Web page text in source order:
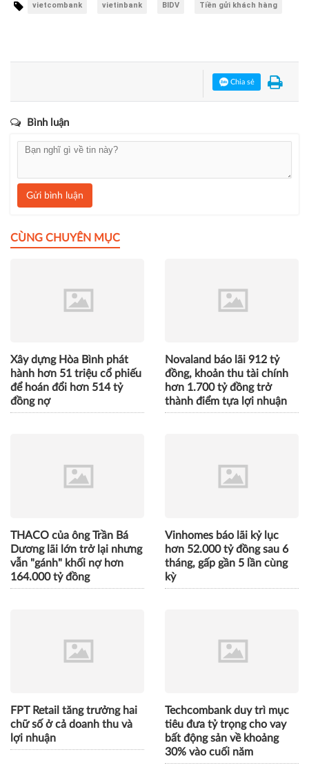
vietcombank vietinbank BIDV Tiền gửi khách hàng
Chia sẻ
Bình luận
Gửi bình luận
CÙNG CHUYÊN MỤC
Xây dựng Hòa Bình phát
hành hơn 51 triệu cổ phiếu
để hoán đổi hơn 514 tỷ
đồng nợ
Novaland báo lãi 912 tỷ
đồng, khoản thu tài chính
hơn 1.700 tỷ đồng trở
thành điểm tựa lợi nhuận
THACO của ông Trần Bá
Dương lãi lớn trở lại nhưng
vẫn "gánh" khối nợ hơn
164.000 tỷ đồng
Vinhomes báo lãi kỷ lục
hơn 52.000 tỷ đồng sau 6
tháng, gấp gần 5 lần cùng
kỳ
FPT Retail tăng trưởng hai
chữ số ở cả doanh thu và
lợi nhuận
Techcombank duy trì mục
tiêu đưa tỷ trọng cho vay
bất động sản về khoảng
30% vào cuối năm